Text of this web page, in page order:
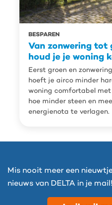
BESPAREN
Van zonwering tot
houd je je woning
Eerst groen en
hoeft je airco minder
woning comfortabel
hoe minder steen en
energienota te verlagen.
Mis nooit meer een
nieuws van DELTA in je mail!